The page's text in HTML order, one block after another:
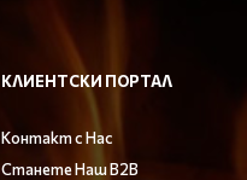
КЛИЕНТСКИ ПОРТАЛ
Контакт с Нас
Станете Наш B2B